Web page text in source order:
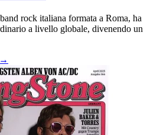
rock italiana formata a Roma, ha
a livello globale, divenendo un